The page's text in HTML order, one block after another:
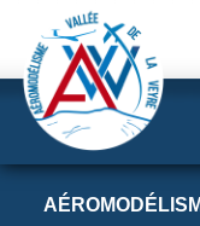
Panneau de gestion